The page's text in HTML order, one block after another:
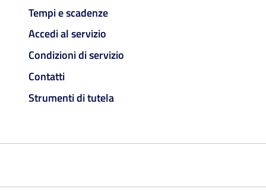
Tempi e scadenze
Accedi al servizio
Condizioni di servizio
Contatti
Strumenti di tutela